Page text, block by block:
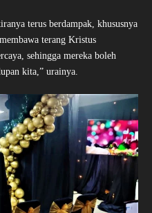
terus berdampak, khususnya
terang Kristus
sehingga mereka boleh
kita,” urainya.